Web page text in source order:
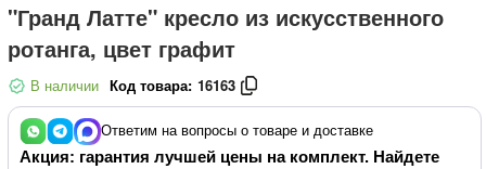
"Гранд Латте" кресло из искусственного
ротанга, цвет графит
В наличии Код товара: 16163
Ответим на вопросы о товаре и доставке
Акция: гарантия лучшей цены на комплект. Найдете